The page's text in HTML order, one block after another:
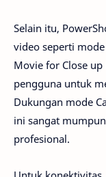
Selain itu,
video seperti
Movie for Close
pengguna untuk
Dukungan mode
ini sangat
profesional.